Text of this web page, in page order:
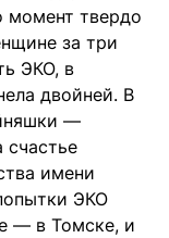
твердо
за три
ЭКО, в
двойней. В
—
счастье
имени
ЭКО
— в Томске, и